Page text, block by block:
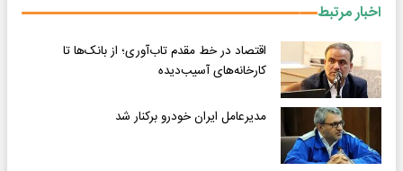
اخبار مرتبط
اقتصاد در خط مقدم تاب‌آوری؛ از بانک‌ها تا
کارخانه‌های آسیب‌دیده
مدیرعامل ایران خودرو برکنار شد